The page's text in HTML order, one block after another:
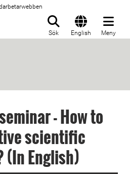
Sök English Meny
- How to
scientific
(In English)